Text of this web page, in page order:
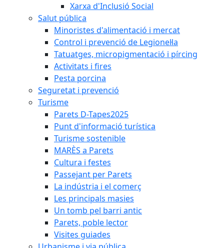
Xarxa d'Inclusió Social
Salut pública
Minoristes d'alimentació i mercat
Control i prevenció de Legionel·la
Tatuatges, micropigmentació i pírcing
Activitats i fires
Pesta porcina
Seguretat i prevenció
Turisme
Parets D-Tapes2025
Punt d'informació turística
Turisme sostenible
MARÈS a Parets
Cultura i festes
Passejant per Parets
La indústria i el comerç
Les principals masies
Un tomb pel barri antic
Parets, poble lector
Visites guiades